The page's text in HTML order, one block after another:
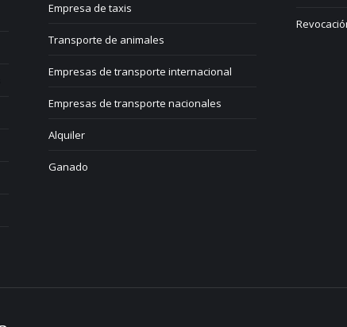
Empresa de taxis
Transporte de animales
Empresas de transporte internacional
Empresas de transporte nacionales
Alquiler
Ganado